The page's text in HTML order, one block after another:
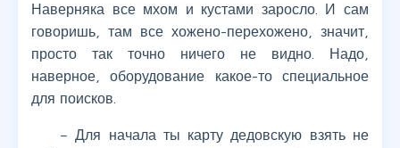
Наверняка все мхом и кустами заросло. И сам
говоришь, там все хожено-перехожено, значит,
просто так точно ничего не видно. Надо,
наверное, оборудование какое-то специальное
для поисков.
– Для начала ты карту дедовскую взять не